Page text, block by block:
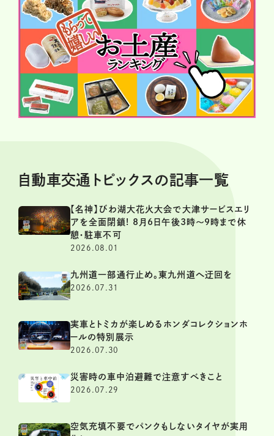
自動車交通トピックスの記事一覧
【名神】びわ湖大花火大会で大津サービスエリ
アを全面閉鎖! 8月6日午後3時～9時まで休
憩・駐車不可
2026.08.01
九州道一部通行止め。東九州道へ迂回を
2026.07.31
実車とトミカが楽しめるホンダコレクションホ
ールの特別展示
2026.07.30
災害時の車中泊避難で注意すべきこと
2026.07.29
空気充填不要でパンクもしないタイヤが実用